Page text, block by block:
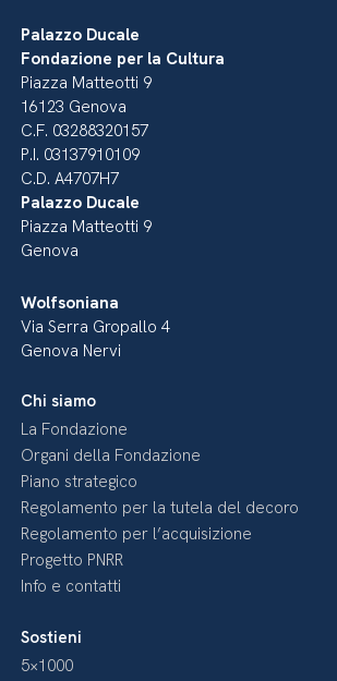
Palazzo Ducale
Fondazione per la Cultura
Piazza Matteotti 9
16123 Genova
C.F. 03288320157
P.I. 03137910109
C.D. A4707H7
Palazzo Ducale
Piazza Matteotti 9
Genova
Wolfsoniana
Via Serra Gropallo 4
Genova Nervi
Chi siamo
La Fondazione
Organi della Fondazione
Piano strategico
Regolamento per la tutela del decoro
Regolamento per l’acquisizione
Progetto PNRR
Info e contatti
Sostieni
5×1000